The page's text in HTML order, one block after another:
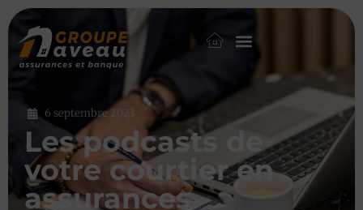
6 septembre 2023
Les podcasts de
votre courtier en
assurances